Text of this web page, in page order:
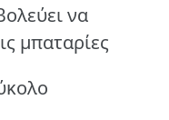
να
μπαταρίες